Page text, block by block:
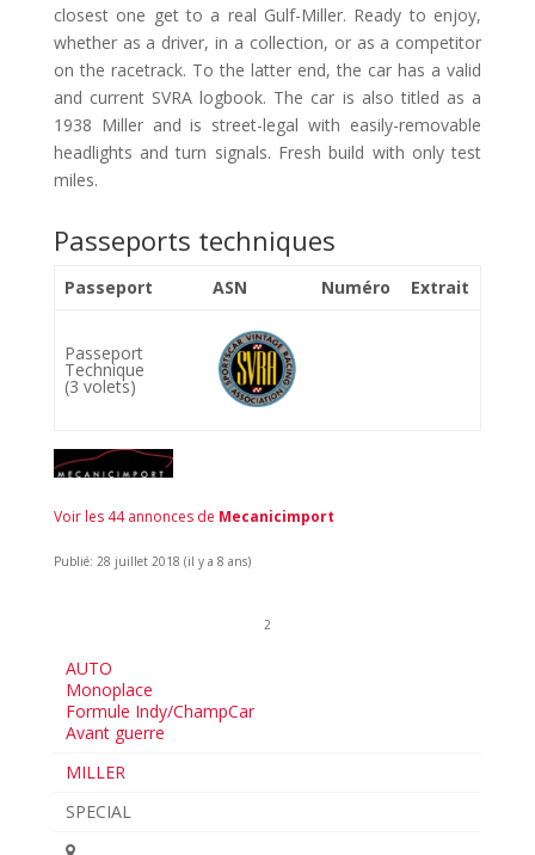
closest one get to a real Gulf-Miller. Ready to enjoy,
whether as a driver, in a collection, or as a competitor
on the racetrack. To the latter end, the car has a valid
and current SVRA logbook. The car is also titled as a
1938 Miller and is street-legal with easily-removable
headlights and turn signals. Fresh build with only test
miles.
Passeports techniques
Passeport ASN Numéro Extrait
Passeport
Technique
(3 volets)
Voir les 44 annonces de Mecanicimport
Publié: 28 juillet 2018 (il y a 8 ans)
2
AUTO
Monoplace
Formule Indy/ChampCar
Avant guerre
MILLER
SPECIAL